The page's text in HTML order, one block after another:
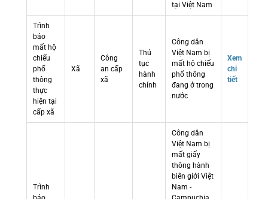
tại Việt Nam
Trình
báo
mất hộ
chiếu
phổ
thông
thực
hiện tại
cấp xã
Xã
Công
an cấp
xã
Thủ
tục
hành
chính
Công dân
Việt Nam bị
mất hộ chiếu
phổ thông
đang ở trong
nước
Xem
chi
tiết
Trình
Công dân
Việt Nam bị
mất giấy
thông hành
biên giới Việt
Nam -